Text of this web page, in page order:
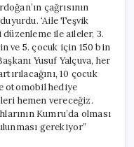
çağrısının
‘Aile Teşvik
ile aileler, 3.
ve 5. çocuk için 150 bin
Yusuf Yalçuva, her
10 çocuk
otomobil hediye
hemen vereceğiz.
Kumru’da olması
gerekiyor”